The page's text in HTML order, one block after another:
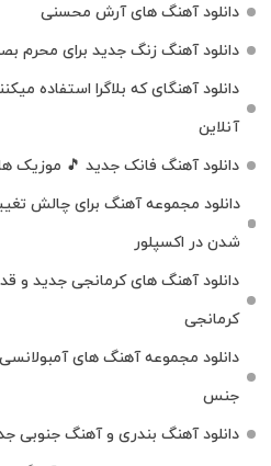
دانلود آهنگ های آرش محسنی
دانلود آهنگ زنگ جدید برای محرم
دانلود آهنگای که بلاگرا استفاده
آنلاین
دانلود آهنگ فانک جدید 🎵 موزیک‌
شدن در اکسپلور
دانلود آهنگ‌ های کرمانجی جدید و
کرمانجی
دانلود مجموعه آهنگ های
جنس
دانلود آهنگ بندری و آهنگ جنوبی